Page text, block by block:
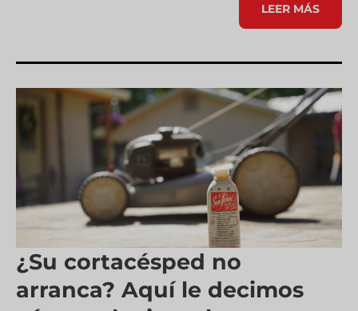
LIMPIEZA
LOS
LOS
LEER MÁS
¿Su cortacésped no
arranca? Aquí le decimos